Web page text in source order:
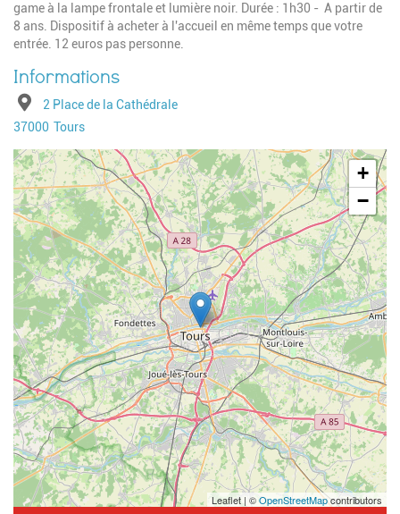
game à la lampe frontale et lumière noir. Durée : 1h30 - A partir de
8 ans. Dispositif à acheter à l'accueil en même temps que votre
entrée. 12 euros pas personne.
Adresse2 Place de la Cathédrale
Code postal
37000 Ville
Tours
Geolocalisation
+
−
Leaflet | ©OpenStreetMapcontributors